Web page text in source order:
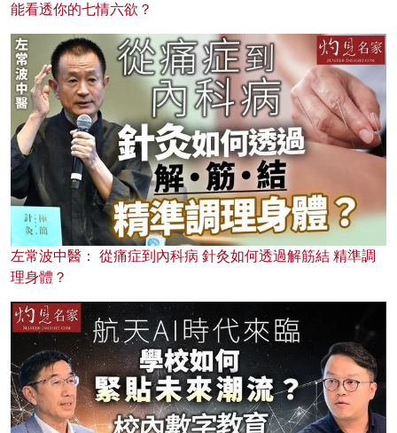
能看透你的七情六欲？
左常波中醫： 從痛症到內科病 針灸如何透過解筋結 精準調
理身體？